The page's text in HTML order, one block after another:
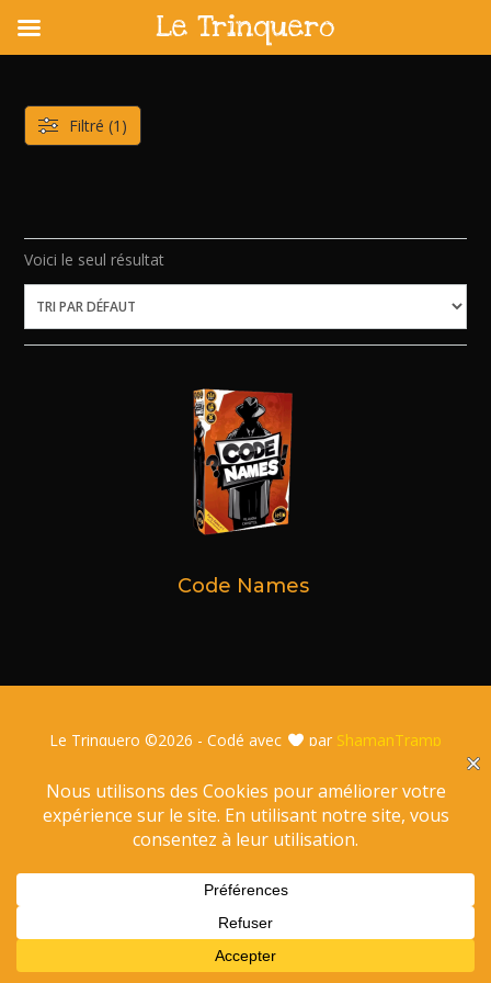
content
Voici le seul résultat
Code Names
Filtré (1)
Le Trinquero ©2026 - Codé avec par ShamanTramp
Le Trinquero